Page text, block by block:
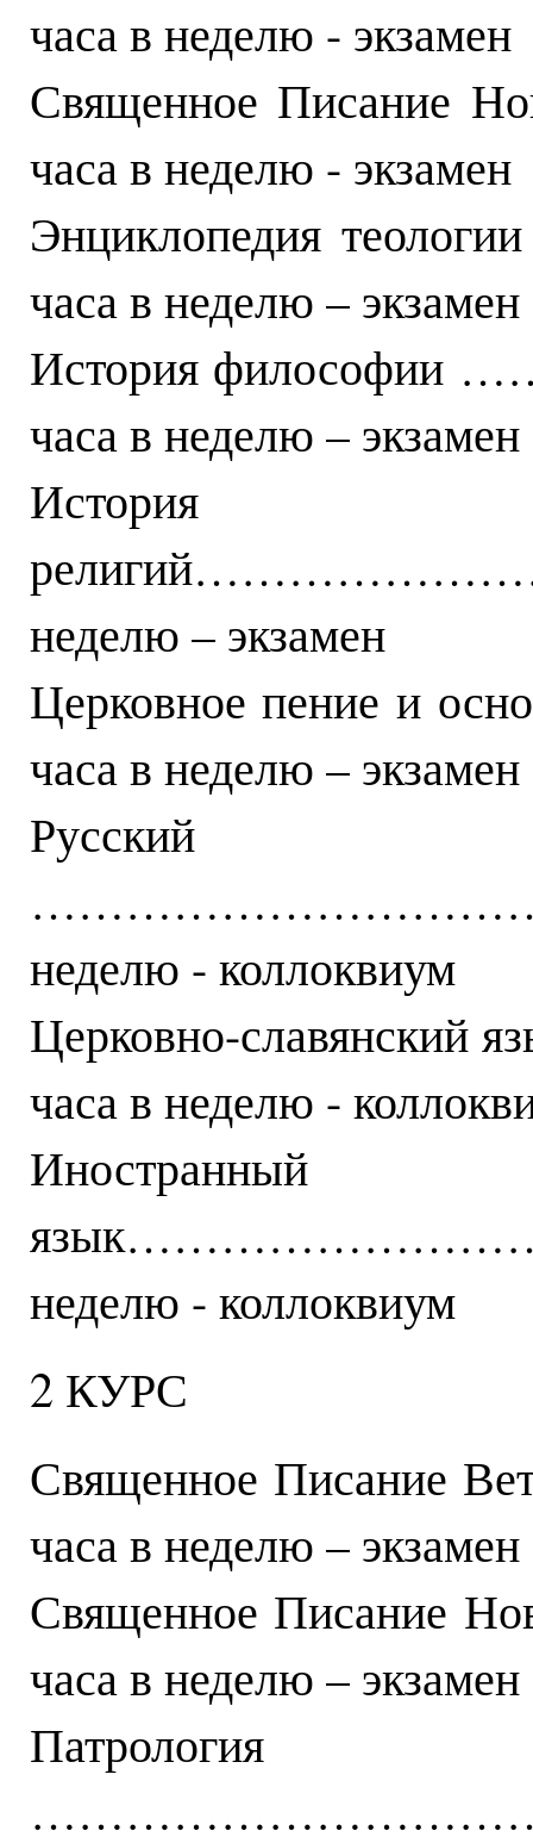
часа в неделю - экзамен
Священное Писание
часа в неделю - экзамен
Энциклопедия
часа в неделю – экзамен
История
часа в неделю – экзамен
История
неделю – экзамен
Церковное пение и
часа в неделю – экзамен
неделю - коллоквиум
Церковно-
часа в неделю -
Иностранный
неделю - коллоквиум
2 КУРС
Священное Писание
часа в неделю – экзамен
Священное Писание
часа в неделю – экзамен